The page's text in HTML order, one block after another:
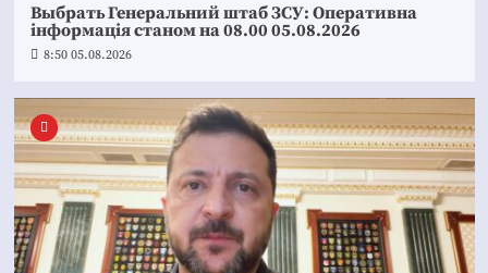
Выбрать Генеральний штаб ЗСУ: Оперативна
інформація станом на 08.00 05.08.2026
8:50 05.08.2026